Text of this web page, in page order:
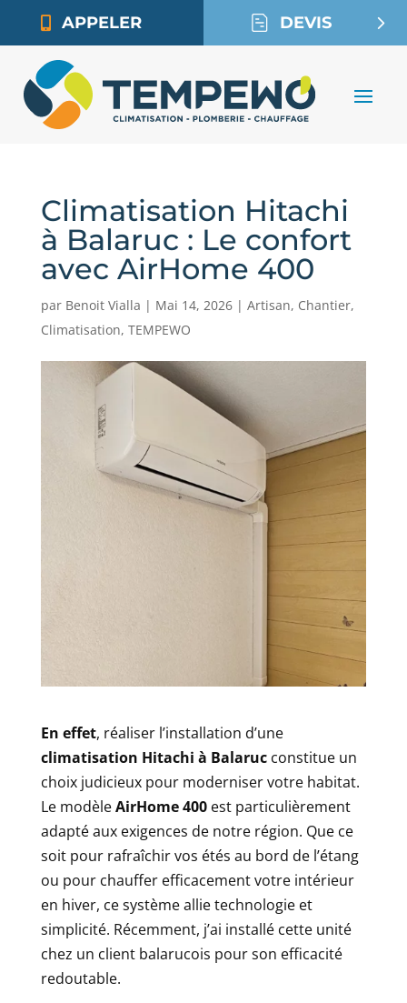
APPELER DEVIS
Climatisation Hitachi
à Balaruc : Le confort
avec AirHome 400
par Benoit Vialla | Mai 14, 2026| Artisan, Chantier,
Climatisation, TEMPEWO
En effet, réaliser l’installation d’une
climatisation Hitachi à Balarucconstitue un
choix judicieux pour moderniser votre habitat.
Le modèleAirHome 400est particulièrement
adapté aux exigences de notre région. Que ce
soit pour rafraîchir vos étés au bord de l’étang
ou pour chauffer efficacement votre intérieur
en hiver, ce système allie technologie et
simplicité. Récemment, j’ai installé cette unité
chez un client balarucois pour son efficacité
redoutable.